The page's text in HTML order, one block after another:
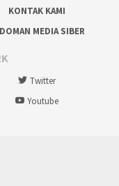
KONTAK KAMI
MEDIA SIBER
Twitter
Youtube